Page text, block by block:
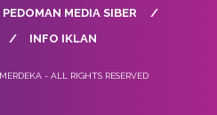
PEDOMAN MEDIA SIBER
INFO IKLAN
- ALL RIGHTS RESERVED